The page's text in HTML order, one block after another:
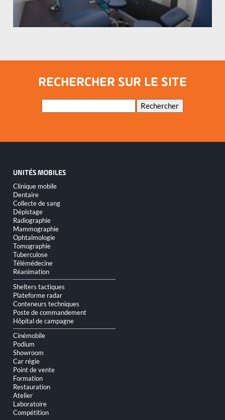
RECHERCHER SUR LE SITE
Mots-
Rechercher
UNITÉS MOBILES
Aller
au
contenu
Clinique mobile
Dentaire
Collecte de sang
Dépistage
Radiographie
Mammographie
Ophtalmologie
Tomographie
Tuberculose
Télémédecine
Réanimation
Shelters tactiques
Plateforme radar
Conteneurs techniques
Poste de commandement
Hôpital de campagne
Cinémobile
Podium
Showroom
Car régie
Point de vente
Formation
Restauration
Atelier
Laboratoire
Compétition